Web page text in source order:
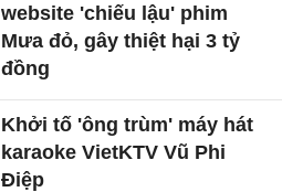
website 'chiếu lậu' phim
Mưa đỏ, gây thiệt hại 3 tỷ
đồng
Khởi tố 'ông trùm' máy hát
karaoke VietKTV Vũ Phi
Điệp